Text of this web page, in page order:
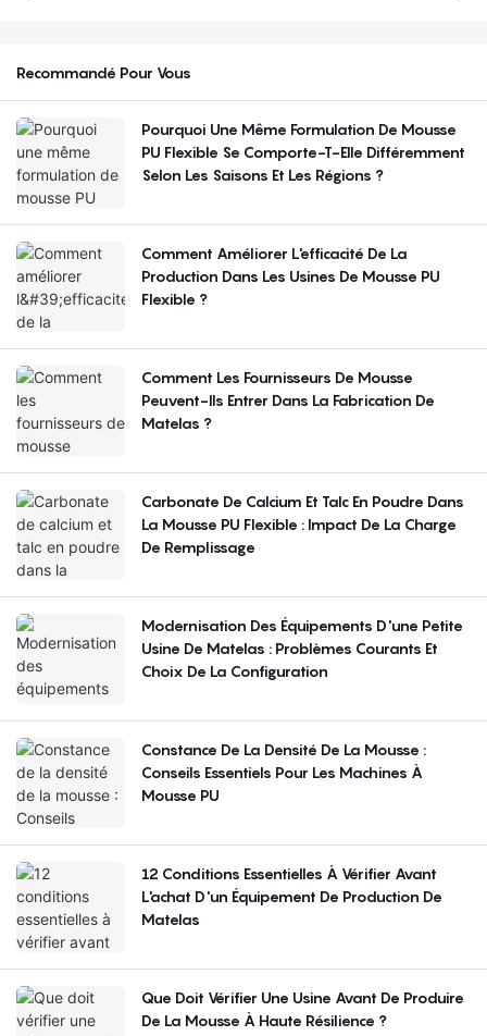
Recommandé Pour Vous
Pourquoi Une Même Formulation De Mousse
PU Flexible Se Comporte-T-Elle Différemment
Selon Les Saisons Et Les Régions ?
Comment Améliorer L'efficacité De La
Production Dans Les Usines De Mousse PU
Flexible ?
Comment Les Fournisseurs De Mousse
Peuvent-Ils Entrer Dans La Fabrication De
Matelas ?
Carbonate De Calcium Et Talc En Poudre Dans
La Mousse PU Flexible : Impact De La Charge
De Remplissage
Modernisation Des Équipements D'une Petite
Usine De Matelas : Problèmes Courants Et
Choix De La Configuration
Constance De La Densité De La Mousse :
Conseils Essentiels Pour Les Machines À
Mousse PU
12 Conditions Essentielles À Vérifier Avant
L'achat D'un Équipement De Production De
Matelas
Que Doit Vérifier Une Usine Avant De Produire
De La Mousse À Haute Résilience ?